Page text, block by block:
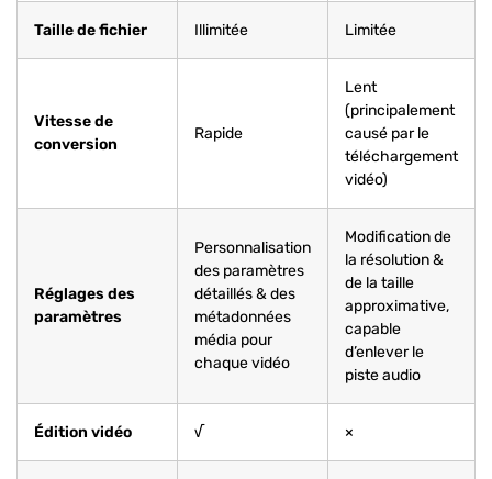
Taille de fichier Illimitée Limitée
Vitesse de
conversion
Rapide
Lent
(principalement
causé par le
téléchargement
vidéo)
Réglages des
paramètres
Personnalisation
des paramètres
détaillés & des
métadonnées
média pour
chaque vidéo
Modification de
la résolution &
de la taille
approximative,
capable
d’enlever le
piste audio
Édition vidéo √ ×